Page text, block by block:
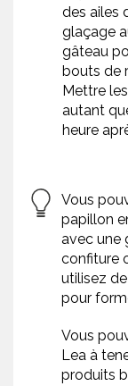
des ailes
glaçage
gâteau
bouts de
Mettre
autant
heure
Vous
papillon
avec une
confiture
utilisez
pour
Vous
Lea à
produits